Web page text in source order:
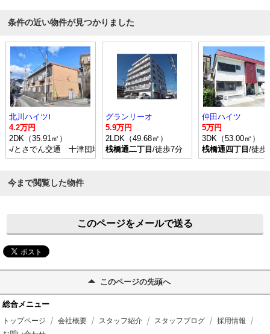
条件の近い物件が見つかりました
北川ハイツⅠ
4.2万円
2DK（35.91㎡）
-/とさでん交通 十津団地二区 停歩3分
グランリーオ
5.9万円
2LDK（49.68㎡）
桟橋通二丁目 /徒歩7分
仲田ハイツ
5万円
3DK（53.00㎡）
桟橋通四丁目 /徒歩
今まで閲覧した物件
このページをメールで送る
このページの先頭へ
総合メニュー
トップページ 会社概要 スタッフ紹介 スタッフブログ
採用情報